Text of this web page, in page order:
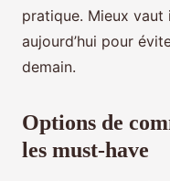
pratique. Mieux vaut
aujourd’hui pour
demain.
Options de
les must-have